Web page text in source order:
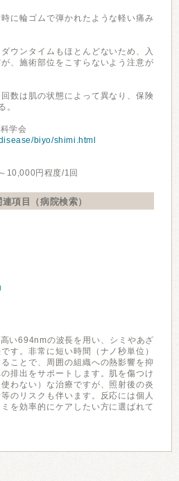
に輪ゴムで弾かれたような軽い痛み
ウンタイムもほとんどないため、入
、施術部位をこすらないよう注意が
数は肌の状態によって異なり、保険
。
学会
biyo/shimi.html
10,000円程度/1回
項目（病院検索）
い694nmの波長を用い、シミやあざ
す。非常に短い時間（ナノ秒単位）
ことで、周囲の組織への熱影響を抑
排出をサポートします。肌を傷つけ
わない）な治療ですが、照射後の炎
のリスクも伴います。反応には個人
を効率的にケアしたい方に選ばれて